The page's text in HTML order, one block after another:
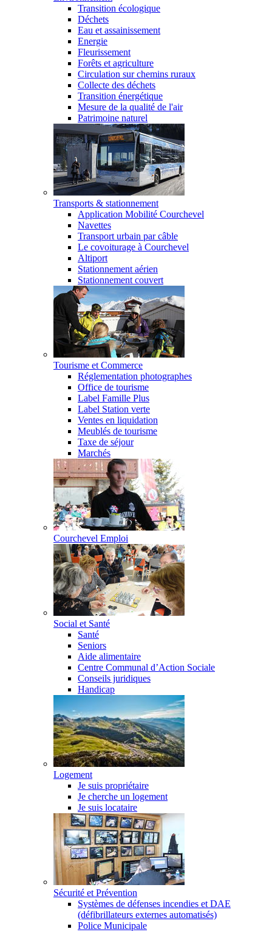
Transition écologique
Déchets
Eau et assainissement
Energie
Fleurissement
Forêts et agriculture
Circulation sur chemins ruraux
Collecte des déchets
Transition énergétique
Mesure de la qualité de l'air
Patrimoine naturel
Transports & stationnement
Application Mobilité Courchevel
Navettes
Transport urbain par câble
Le covoiturage à Courchevel
Altiport
Stationnement aérien
Stationnement couvert
Tourisme et Commerce
Réglementation photographes
Office de tourisme
Label Famille Plus
Label Station verte
Ventes en liquidation
Meublés de tourisme
Taxe de séjour
Marchés
Courchevel Emploi
Social et Santé
Santé
Seniors
Aide alimentaire
Centre Communal d’Action Sociale
Conseils juridiques
Handicap
Logement
Je suis propriétaire
Je cherche un logement
Je suis locataire
Sécurité et Prévention
Systèmes de défenses incendies et DAE
(défibrillateurs externes automatisés)
Police Municipale